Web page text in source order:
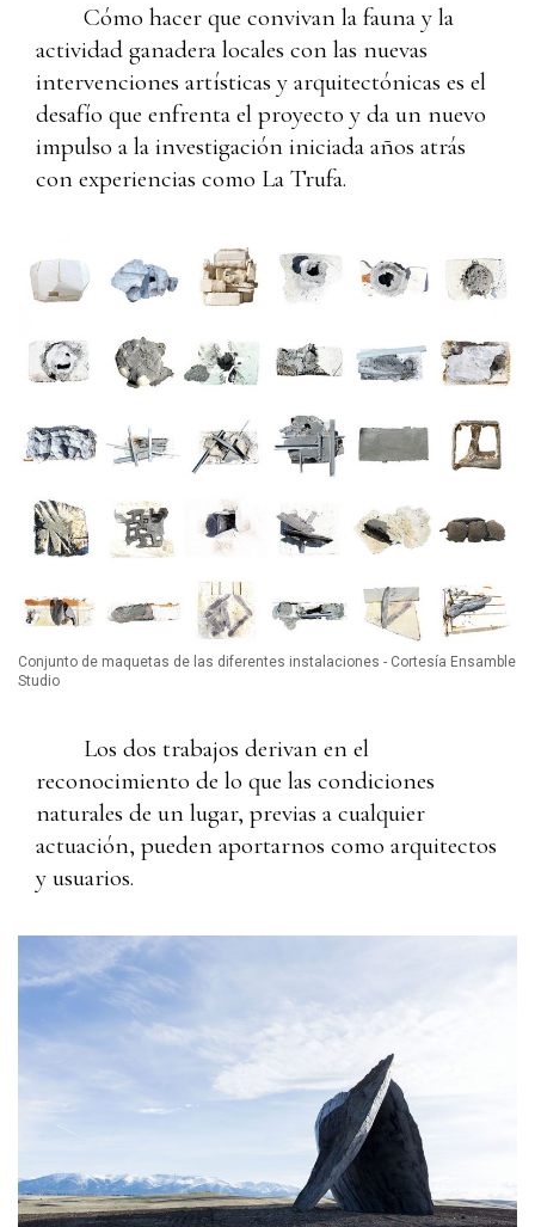
Cómo hacer que convivan la fauna y la
actividad ganadera locales con las nuevas
intervenciones artísticas y arquitectónicas es el
desafío que enfrenta el proyecto y da un nuevo
impulso a la investigación iniciada años atrás
con experiencias como La Trufa.
Conjunto de maquetas de las diferentes instalaciones - Cortesía Ensamble
Studio
Los dos trabajos derivan en el
reconocimiento de lo que las condiciones
naturales de un lugar, previas a cualquier
actuación, pueden aportarnos como arquitectos
y usuarios.